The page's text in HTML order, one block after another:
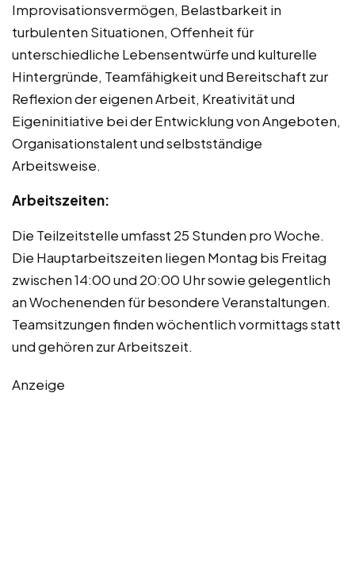
Improvisationsvermögen, Belastbarkeit in
turbulenten Situationen, Offenheit für
unterschiedliche Lebensentwürfe und kulturelle
Hintergründe, Teamfähigkeit und Bereitschaft zur
Reflexion der eigenen Arbeit, Kreativität und
Eigeninitiative bei der Entwicklung von Angeboten,
Organisationstalent und selbstständige
Arbeitsweise.
Arbeitszeiten:
Die Teilzeitstelle umfasst 25 Stunden pro Woche.
Die Hauptarbeitszeiten liegen Montag bis Freitag
zwischen 14:00 und 20:00 Uhr sowie gelegentlich
an Wochenenden für besondere Veranstaltungen.
Teamsitzungen finden wöchentlich vormittags statt
und gehören zur Arbeitszeit.
Anzeige